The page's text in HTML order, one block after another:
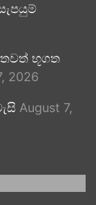
භූගත
2026
August 7,